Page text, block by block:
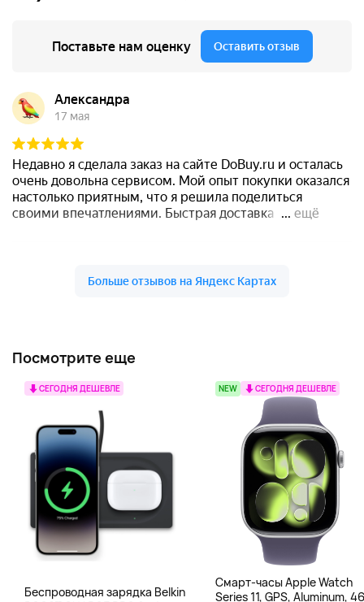
Посмотрите еще
СЕГОДНЯ ДЕШЕВЛЕ
Беспроводная зарядка Belkin
NEW СЕГОДНЯ ДЕШЕВЛЕ
Смарт-часы Apple Watch
Series 11, GPS, Aluminum, 46